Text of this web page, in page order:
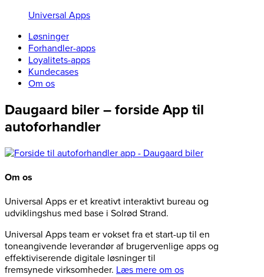
Universal Apps
Løsninger
Forhandler-apps
Loyalitets-apps
Kundecases
Om os
Daugaard biler – forside App til
autoforhandler
Om os
Universal Apps er et kreativt interaktivt bureau og
udviklingshus med base i Solrød Strand.
Universal Apps team er vokset fra et start-up til en
toneangivende leverandør af brugervenlige apps og
effektiviserende digitale løsninger til
fremsynede virksomheder. Læs mere om os